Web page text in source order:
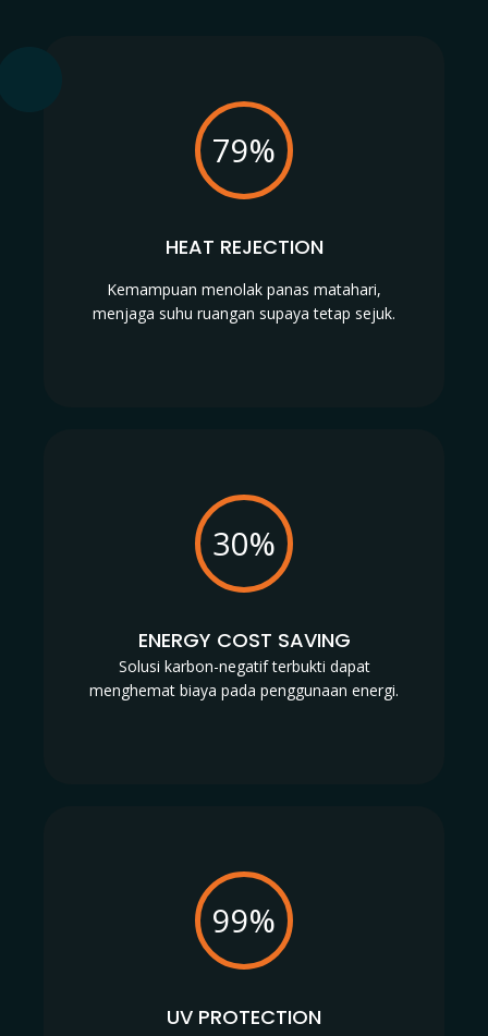
79%
HEAT REJECTION
Kemampuan menolak panas matahari,
menjaga suhu ruangan supaya tetap sejuk.
30%
ENERGY COST SAVING
Solusi karbon-negatif terbukti dapat
menghemat biaya pada penggunaan energi.
99%
UV PROTECTION